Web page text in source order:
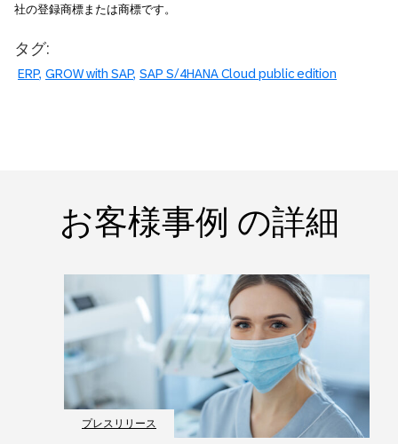
社の登録商標または商標です。
タグ:
ERP GROW with SAP SAP S/4HANA Cloud public edition
お客様事例 の詳細
プレスリリース